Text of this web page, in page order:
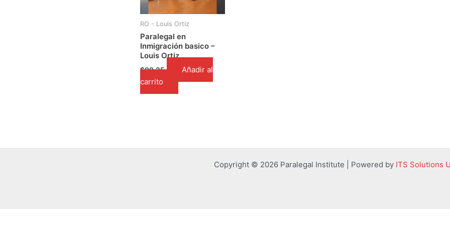
RO - Louis Ortiz
Paralegal en
Inmigración basico –
Louis Ortiz
$99.25
Añadir al
carrito
Copyright © 2026 Paralegal Institute | Powered by ITS Solutions